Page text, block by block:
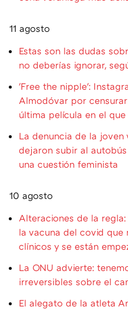
11 agosto
Estas son las dudas
no deberías ignorar,
'Free the nipple':
Almodóvar por
última película en el
La denuncia de la joven
dejaron subir al
una cuestión feminista
10 agosto
Alteraciones de la
la vacuna del covid que
clínicos y se están
La ONU advierte:
irreversibles sobre el
El alegato de la atleta